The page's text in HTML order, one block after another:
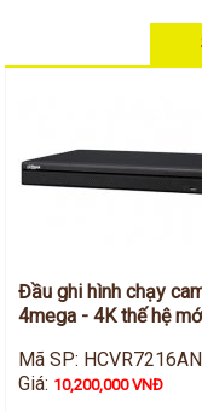
Đầu ghi hình chạy
4mega - 4K thế hệ
Mã SP:
Giá: 10,200,000 VNĐ